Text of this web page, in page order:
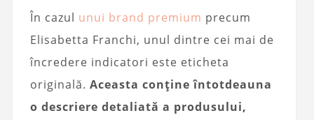
În cazul unui brand premium precum
Elisabetta Franchi, unul dintre cei mai de
încredere indicatori este eticheta
originală. Aceasta conține întotdeauna
o descriere detaliată a produsului,